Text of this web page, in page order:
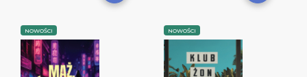
NOWOŚCI NOWOŚCI